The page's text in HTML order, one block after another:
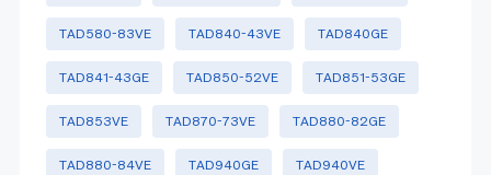
TAD580-83VE TAD840-43VE TAD840GE
TAD841-43GE TAD850-52VE TAD851-53GE
TAD853VE TAD870-73VE TAD880-82GE
TAD880-84VE TAD940GE TAD940VE